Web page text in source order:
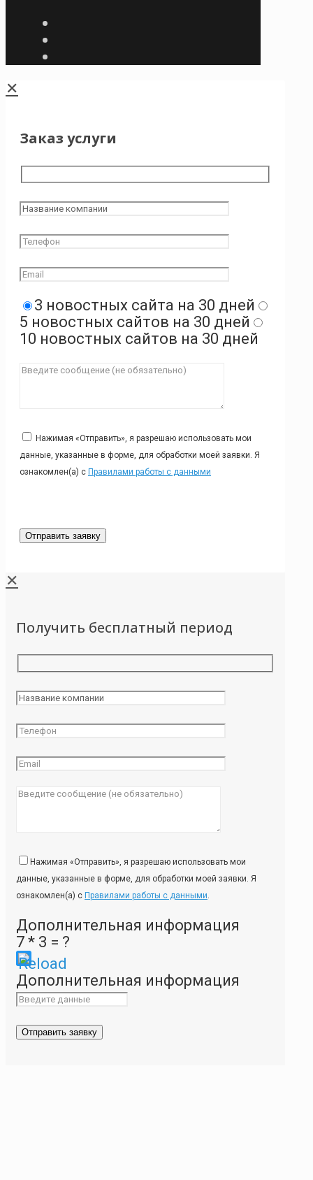
✕
Заказ услуги
3 новостных сайта на 30 дней
5 новостных сайтов на 30 дней
10 новостных сайтов на 30 дней
Нажимая «Отправить», я разрешаю использовать мои
данные, указанные в форме, для обработки моей заявки. Я
ознакомлен(а) с Правилами работы с данными
✕
Получить бесплатный период
Нажимая «Отправить», я разрешаю использовать мои
данные, указанные в форме, для обработки моей заявки. Я
ознакомлен(а) с Правилами работы с данными.
Дополнительная информация
7 * 3 = ?
Please
enter
characters
Дополнительная информация